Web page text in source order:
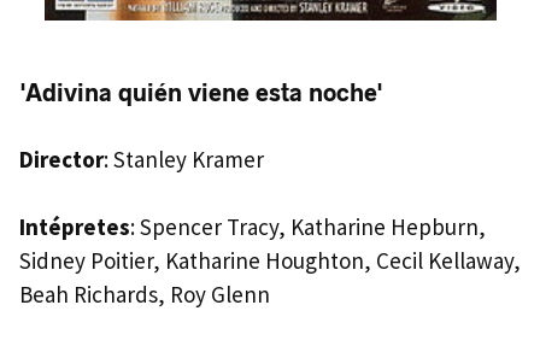
'Adivina quién viene esta noche'
Director: Stanley Kramer
Intépretes: Spencer Tracy, Katharine Hepburn,
Sidney Poitier, Katharine Houghton, Cecil Kellaway,
Beah Richards, Roy Glenn